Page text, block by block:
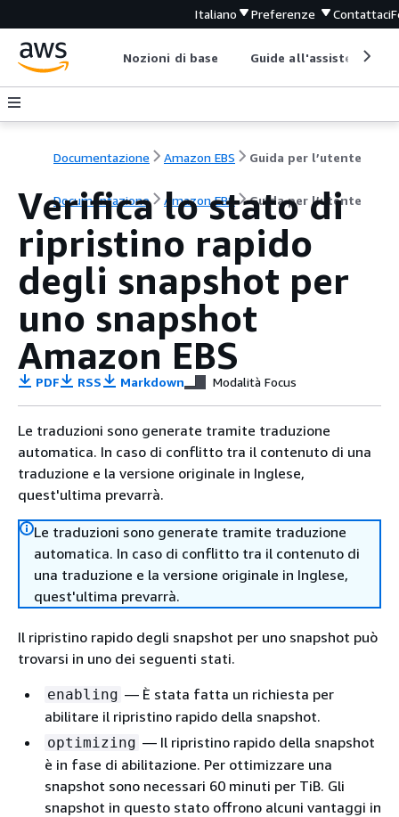
Italiano Preferenze Contattaci
Nozioni di base Guide all'assistenza
Documentazione Amazon EBS Guida per l’utente
Documentazione Amazon EBS Guida per l’utente
Verifica lo stato di
ripristino rapido
degli snapshot per
uno snapshot
Amazon EBS
PDF RSS Markdown Modalità Focus
Le traduzioni sono generate tramite traduzione
automatica. In caso di conflitto tra il contenuto di una
traduzione e la versione originale in Inglese,
quest'ultima prevarrà.
Le traduzioni sono generate tramite traduzione
automatica. In caso di conflitto tra il contenuto di
una traduzione e la versione originale in Inglese,
quest'ultima prevarrà.
Il ripristino rapido degli snapshot per uno snapshot può
trovarsi in uno dei seguenti stati.
enabling — È stata fatta un richiesta per
abilitare il ripristino rapido della snapshot.
optimizing — Il ripristino rapido della snapshot
è in fase di abilitazione. Per ottimizzare una
snapshot sono necessari 60 minuti per TiB. Gli
snapshot in questo stato offrono alcuni vantaggi in